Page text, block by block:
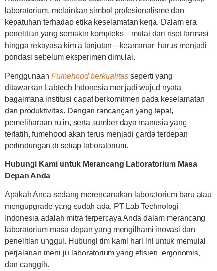
laboratorium, melainkan simbol profesionalisme dan
kepatuhan terhadap etika keselamatan kerja. Dalam era
penelitian yang semakin kompleks—mulai dari riset farmasi
hingga rekayasa kimia lanjutan—keamanan harus menjadi
pondasi sebelum eksperimen dimulai.
Penggunaan Fumehood berkualitas seperti yang
ditawarkan Labtech Indonesia menjadi wujud nyata
bagaimana institusi dapat berkomitmen pada keselamatan
dan produktivitas. Dengan rancangan yang tepat,
pemeliharaan rutin, serta sumber daya manusia yang
terlatih, fumehood akan terus menjadi garda terdepan
perlindungan di setiap laboratorium.
Hubungi Kami untuk Merancang Laboratorium Masa
Depan Anda
Apakah Anda sedang merencanakan laboratorium baru atau
mengupgrade yang sudah ada, PT Lab Technologi
Indonesia adalah mitra terpercaya Anda dalam merancang
laboratorium masa depan yang mengilhami inovasi dan
penelitian unggul. Hubungi tim kami hari ini untuk memulai
perjalanan menuju laboratorium yang efisien, ergonomis,
dan canggih.